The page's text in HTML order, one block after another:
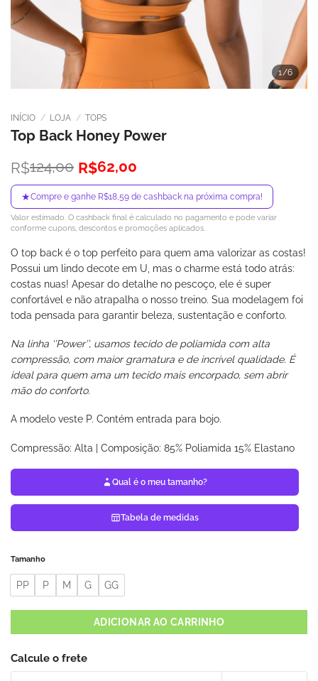
1 /6
INÍCIO / LOJA / TOPS
Top Back Honey Power
R$124,00
O
preço
original
era:
R$124,00.
R$62,00
O
preço
atual
é:
R$62,00.
★Compre e ganhe R$18,59 de cashback na próxima compra!
Valor estimado. O cashback final é calculado no pagamento e pode variar
conforme cupons, descontos e promoções aplicados.
O top back é o top perfeito para quem ama valorizar as costas!
Possui um lindo decote em U, mas o charme está todo atrás:
costas nuas! Apesar do detalhe no pescoço, ele é super
confortável e não atrapalha o nosso treino. Sua modelagem foi
toda pensada para garantir beleza, sustentação e conforto.
Na linha ‘’Power’’, usamos tecido de poliamida com alta
compressão, com maior gramatura e de incrível qualidade. É
ideal para quem ama um tecido mais encorpado, sem abrir
mão do conforto.
A modelo veste P. Contém entrada para bojo.
Compressão: Alta | Composição: 85% Poliamida 15% Elastano
Qual é o meu tamanho?
Tabela de medidas
Tamanho
PP P M G GG
ADICIONAR AO CARRINHO
Calcule o frete